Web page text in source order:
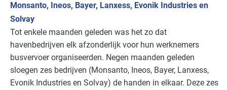
Monsanto, Ineos, Bayer, Lanxess, Evonik Industries en
Solvay
Tot enkele maanden geleden was het zo dat
havenbedrijven elk afzonderlijk voor hun werknemers
busvervoer organiseerden. Negen maanden geleden
sloegen zes bedrijven (Monsanto, Ineos, Bayer, Lanxess,
Evonik Industries en Solvay) de handen in elkaar. Deze zes